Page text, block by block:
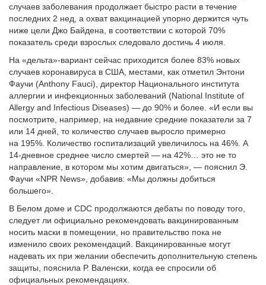
случаев заболевания продолжает быстро расти в течение
последних 2 нед, а охват вакцинацией упорно держится чуть
ниже цели Джо Байдена, в соответствии с которой 70%
показатель среди взрослых следовало достичь 4 июля.
На «дельта»-вариант сейчас приходится более 83% новых
случаев коронавируса в США, местами, как отметил Энтони
Фаучи (Anthony Fauci), директор Национального института
аллергии и инфекционных заболеваний (National Institute of
Allergy and Infectious Diseases) — до 90% и более. «И если вы
посмотрите, например, на недавние средние показатели за 7
или 14 дней, то количество случаев выросло примерно
на 195%. Количество госпитализаций увеличилось на 46%. А
14-дневное среднее число смертей — на 42%… это не то
направление, в котором мы хотим двигаться», — пояснил Э.
Фаучи «NPR News», добавив: «Мы должны добиться
большего».
В Белом доме и CDC продолжаются дебаты по поводу того,
следует ли официально рекомендовать вакцинированным
носить маски в помещении, но правительство пока не
изменило своих рекомендаций. Вакцинированные могут
надевать их при желании обеспечить дополнительную степень
защиты, пояснила Р. Валенски, когда ее спросили об
официальных рекомендациях.